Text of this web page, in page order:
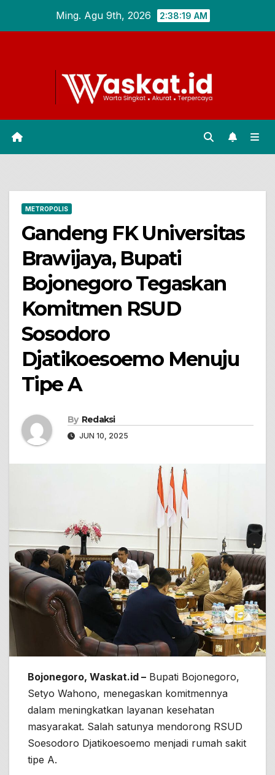
Ming. Agu 9th, 2026 2:38:20 AM
METROPOLIS
Gandeng FK Universitas
Brawijaya, Bupati
Bojonegoro Tegaskan
Komitmen RSUD
Sosodoro
Djatikoesoemo Menuju
Tipe A
By Redaksi
JUN 10, 2025
Bojonegoro, Waskat.id – Bupati Bojonegoro,
Setyo Wahono, menegaskan komitmennya
dalam meningkatkan layanan kesehatan
masyarakat. Salah satunya mendorong RSUD
Soesodoro Djatikoesoemo menjadi rumah sakit
tipe A.